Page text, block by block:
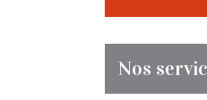
Nos